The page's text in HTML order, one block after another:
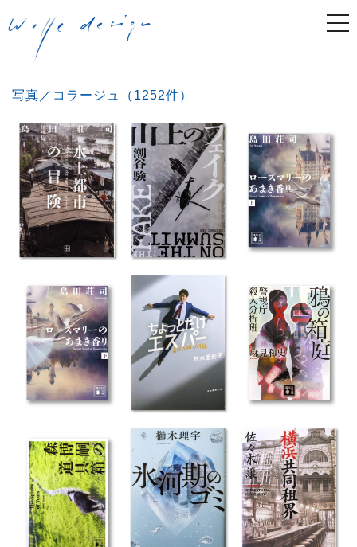
写真／コラージュ（1252件）